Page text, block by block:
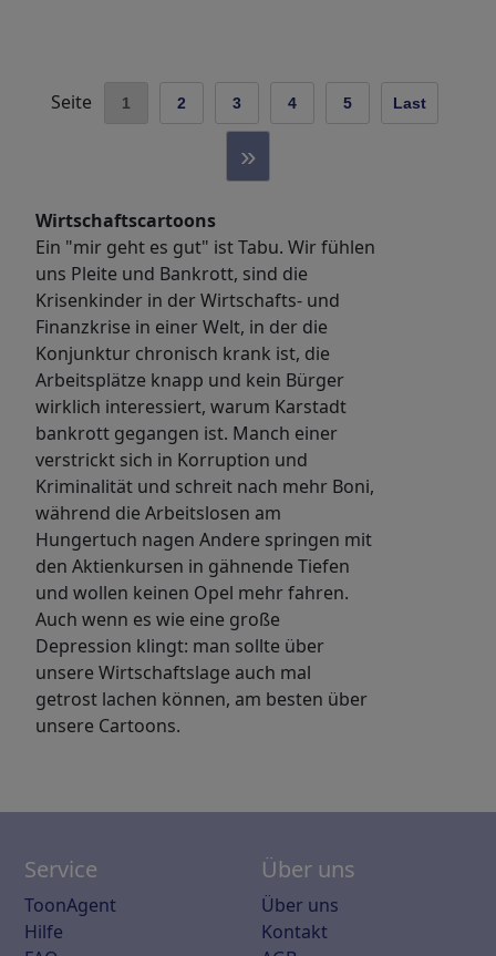
Seite 1 2 3 4 5 Last
»
Wirtschaftscartoons
Ein "mir geht es gut" ist Tabu. Wir fühlen
uns Pleite und Bankrott, sind die
Krisenkinder in der Wirtschafts- und
Finanzkrise in einer Welt, in der die
Konjunktur chronisch krank ist, die
Arbeitsplätze knapp und kein Bürger
wirklich interessiert, warum Karstadt
bankrott gegangen ist. Manch einer
verstrickt sich in Korruption und
Kriminalität und schreit nach mehr Boni,
während die Arbeitslosen am
Hungertuch nagen Andere springen mit
den Aktienkursen in gähnende Tiefen
und wollen keinen Opel mehr fahren.
Auch wenn es wie eine große
Depression klingt: man sollte über
unsere Wirtschaftslage auch mal
getrost lachen können, am besten über
unsere Cartoons.
Service
ToonAgent
Hilfe
Über uns
Über uns
Kontakt